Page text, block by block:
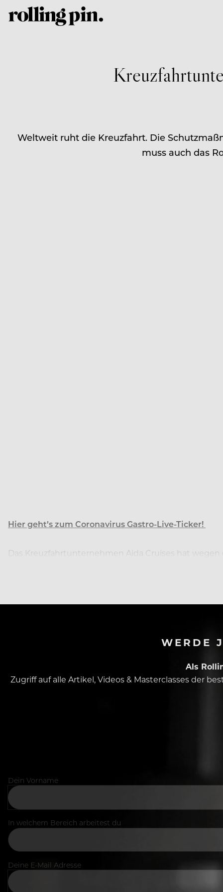
Weltweit ruht die Kreuzfahrt. Die
muss auch das
Hier geht’s zum Coronavirus Gastro-Live-Ticker!
Das Kreuzfahrtunternehmen Aida Cruises hat
hätten eine Rahmenvereinbarung zur Einführung
WERDE
Als
Zugriff auf alle Artikel, Videos & Masterclasses der
Dein Vorname
In welchem Bereich arbeitest du
Deine E-Mail Adresse